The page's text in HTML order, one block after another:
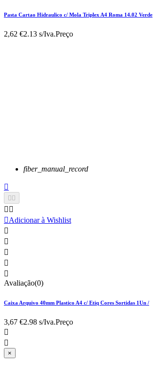
Pasta Cartao Hidraulico c/ Mola Triplex A4 Roma 14.02 Verde
2,62 €2.13 s/Iva.Preço
fiber_manual_record

 
 
Adicionar à Wishlist





Avaliação(0)
Caixa Arquivo 40mm Plastico A4 c/ Etiq Cores Sortidas 1Un /
3,67 €2.98 s/Iva.Preço


×